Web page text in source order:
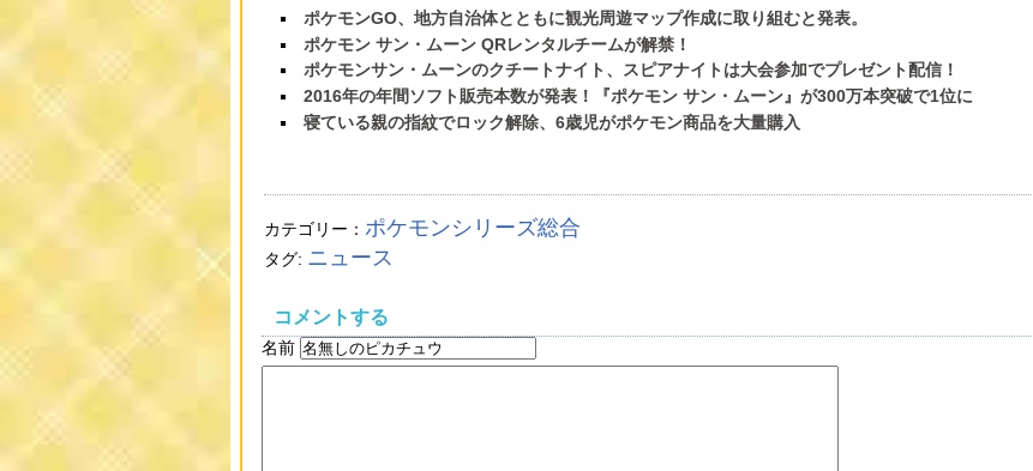
ポケモンGO、地方自治体とともに観光周遊マップ作成に取り組むと発表。
ポケモン サン・ムーン QRレンタルチームが解禁！
ポケモンサン・ムーンのクチートナイト、スピアナイトは大会参加でプレゼント配信！
2016年の年間ソフト販売本数が発表！『ポケモン サン・ムーン』が300万本突破で1位に
寝ている親の指紋でロック解除、6歳児がポケモン商品を大量購入
カテゴリー： ポケモンシリーズ総合
タグ: ニュース
コメントする
名前